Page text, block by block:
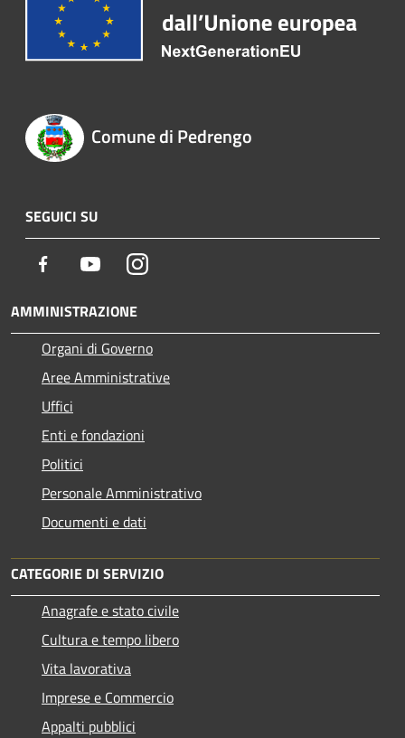
Comune di Pedrengo
SEGUICI SU
Facebook YoutubeInstagram
AMMINISTRAZIONE
Organi di Governo
Aree Amministrative
Uffici
Enti e fondazioni
Politici
Personale Amministrativo
Documenti e dati
CATEGORIE DI SERVIZIO
Anagrafe e stato civile
Cultura e tempo libero
Vita lavorativa
Imprese e Commercio
Appalti pubblici